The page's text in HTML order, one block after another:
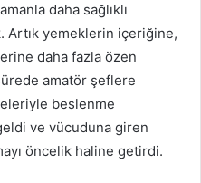
daha sağlıklı
Artık yemeklerin içeriğine,
daha fazla özen
amatör şeflere
beslenme
ve vücuduna giren
öncelik haline getirdi.